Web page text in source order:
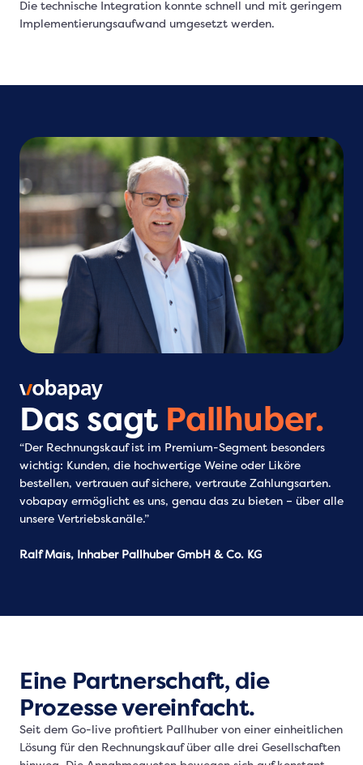
Die technische Integration konnte schnell und mit geringem
Implementierungsaufwand umgesetzt werden.
Das sagt Pallhuber.
“Der Rechnungskauf ist im Premium-Segment besonders
wichtig: Kunden, die hochwertige Weine oder Liköre
bestellen, vertrauen auf sichere, vertraute Zahlungsarten.
vobapay ermöglicht es uns, genau das zu bieten – über alle
unsere Vertriebskanäle.”
Ralf Mais, Inhaber Pallhuber GmbH & Co. KG
Eine Partnerschaft, die
Prozesse vereinfacht.
Seit dem Go-live profitiert Pallhuber von einer einheitlichen
Lösung für den Rechnungskauf über alle drei Gesellschaften